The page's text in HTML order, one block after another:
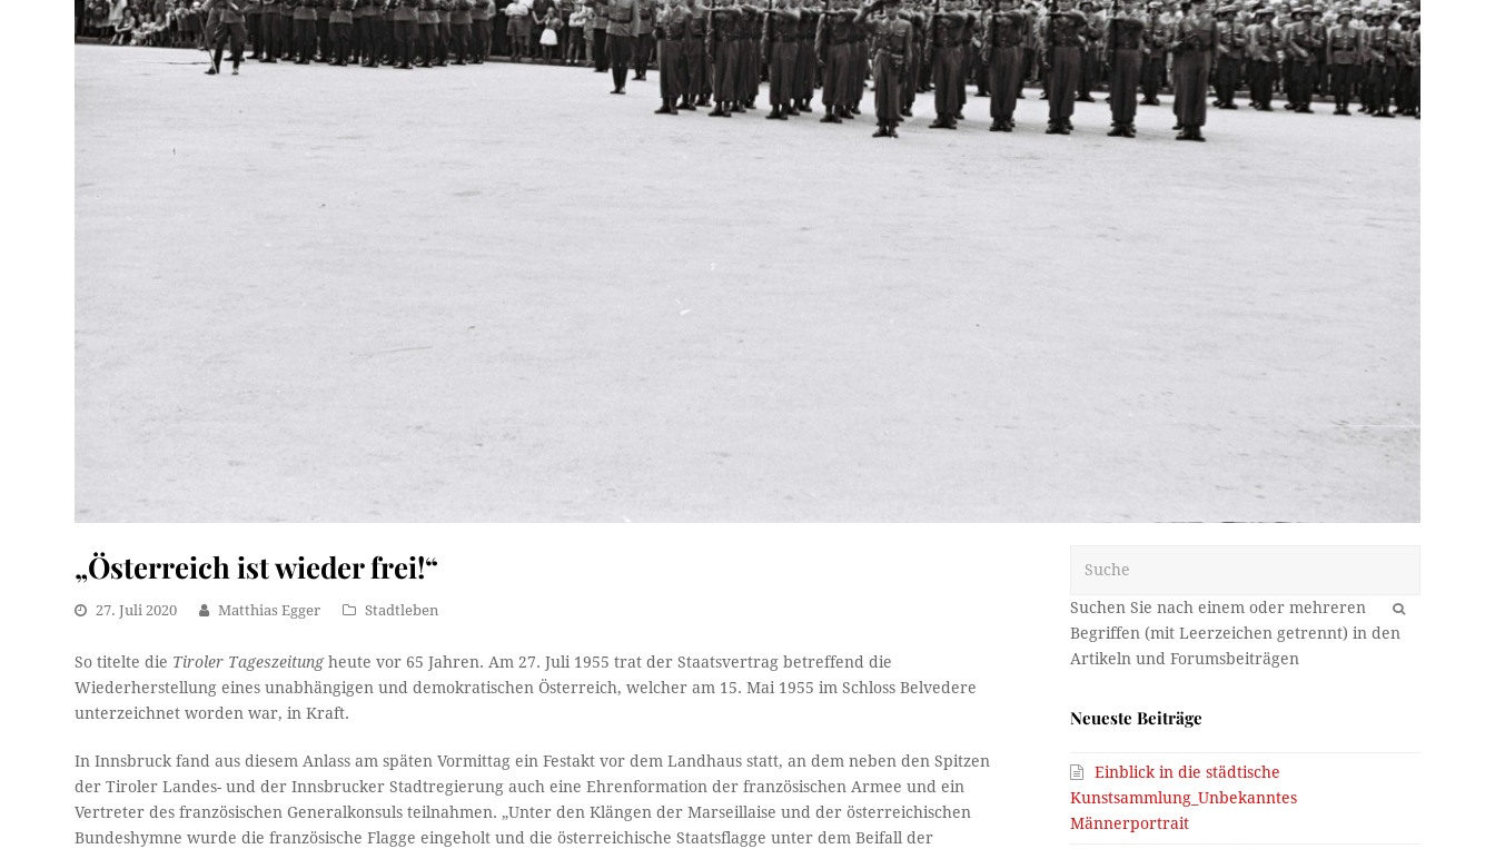
„Österreich ist wieder frei!“
27. Juli 2020 Matthias Egger Stadtleben
So titelte die Tiroler Tageszeitungheute vor 65 Jahren. Am 27. Juli 1955 trat der Staatsvertrag betreffend die
Wiederherstellung eines unabhängigen und demokratischen Österreich, welcher am 15. Mai 1955 im Schloss Belvedere
unterzeichnet worden war, in Kraft.
In Innsbruck fand aus diesem Anlass am späten Vormittag ein Festakt vor dem Landhaus statt, an dem neben den Spitzen
der Tiroler Landes- und der Innsbrucker Stadtregierung auch eine Ehrenformation der französischen Armee und ein
Vertreter des französischen Generalkonsuls teilnahmen. „Unter den Klängen der Marseillaise und der österreichischen
Bundeshymne wurde die französische Flagge eingeholt und die österreichische Staatsflagge unter dem Beifall der
OK
Neueste Beiträge
Einblick in die städtische
Kunstsammlung_Unbekanntes
Männerportrait